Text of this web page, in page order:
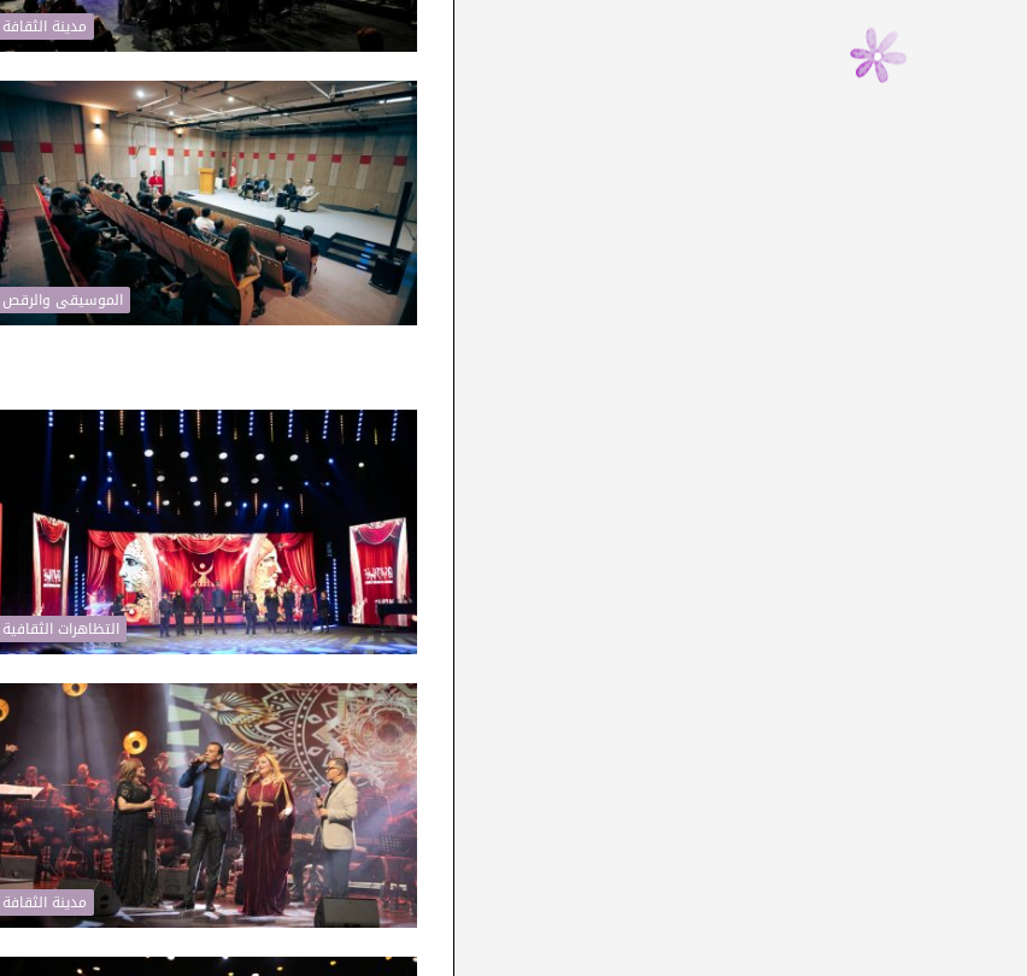
مدينة الثقافة
الموسيقى والرقص
التظاهرات الثقافية
مدينة الثقافة